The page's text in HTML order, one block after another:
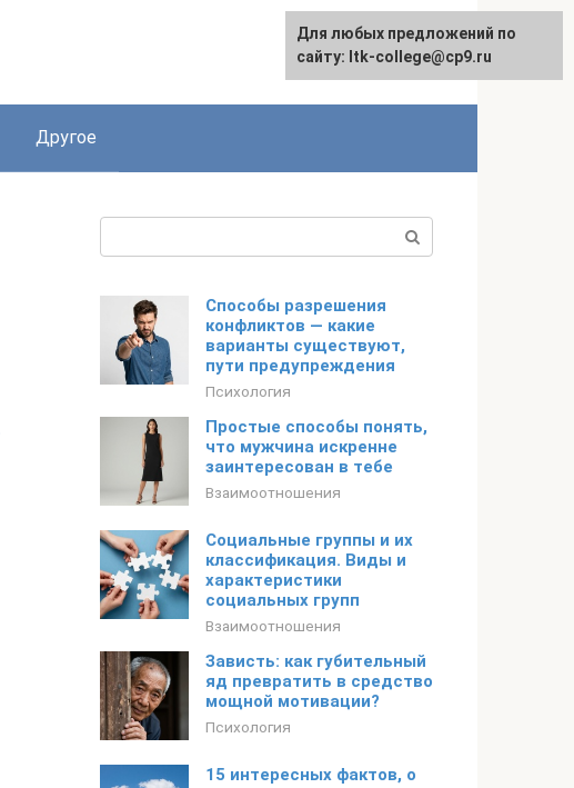
Другое
Способы разрешения
конфликтов — какие
варианты существуют,
пути предупреждения
Психология
Простые способы понять,
что мужчина искренне
заинтересован в тебе
Взаимоотношения
Социальные группы и их
классификация. Виды и
характеристики
социальных групп
Взаимоотношения
Зависть: как губительный
яд превратить в средство
мощной мотивации?
Психология
15 интересных фактов, о
Для любых предложений по
сайту: ltk-college@cp9.ru